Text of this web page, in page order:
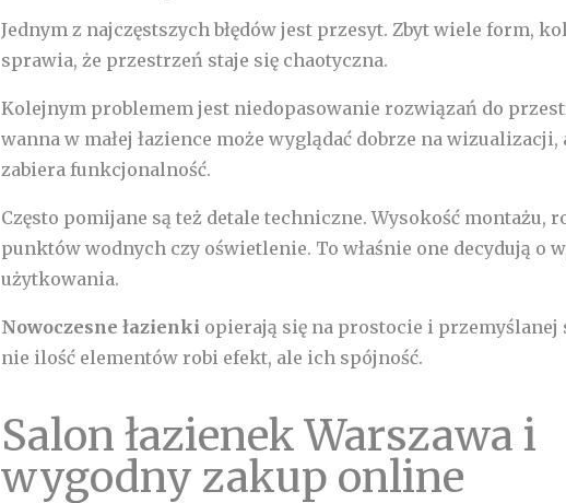
Jednym z najczęstszych błędów jest przesyt. Zbyt wiele form,
sprawia, że przestrzeń staje się chaotyczna.
Kolejnym problemem jest niedopasowanie rozwiązań do
wanna w małej łazience może wyglądać dobrze na
zabiera funkcjonalność.
Często pomijane są też detale techniczne. Wysokość montażu,
punktów wodnych czy oświetlenie. To właśnie one decydują o
użytkowania.
Nowoczesne łazienki opierają się na prostocie i przemyślanej
nie ilość elementów robi efekt, ale ich spójność.
Salon łazienek Warszawa i
wygodny zakup online